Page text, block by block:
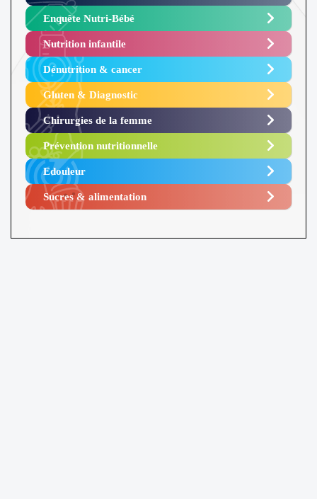
Enquête Nutri-Bébé ​
Nutrition infantile
Dénutrition & cancer
Gluten & Diagnostic
Chirurgies de la femme
Prévention nutritionnelle
Edouleur​
Sucres & alimentation​